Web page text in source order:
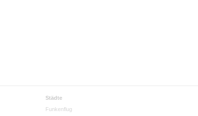
Städte
Funkenflug